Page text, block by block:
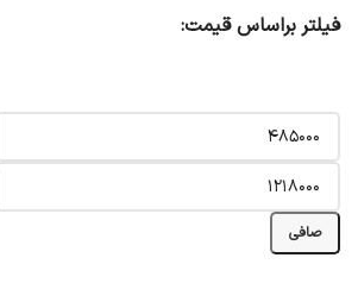
فیلتر براساس قیمت:
صافی